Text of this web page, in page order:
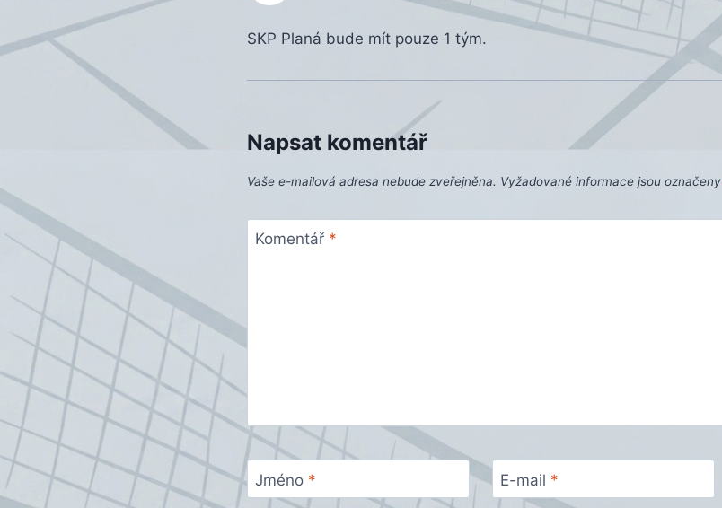
SKP Planá bude mít pouze 1 tým.
Napsat komentář
Vaše e-mailová adresa nebude zveřejněna. Vyžadované informace jsou označeny
Komentář *
Jméno * E-mail *